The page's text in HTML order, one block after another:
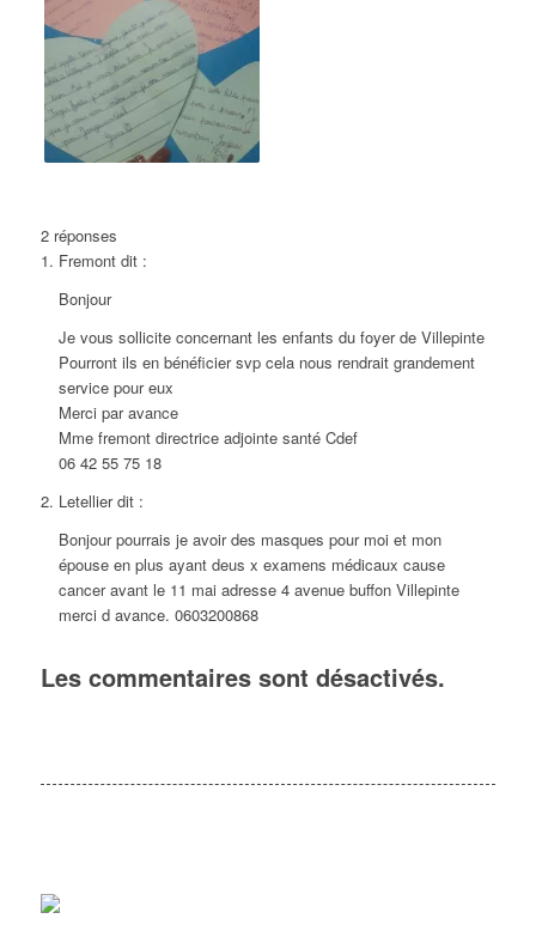
2 réponses
Fremont dit :
Bonjour
Je vous sollicite concernant les enfants du foyer de Villepinte
Pourront ils en bénéficier svp cela nous rendrait grandement
service pour eux
Merci par avance
Mme fremont directrice adjointe santé Cdef
06 42 55 75 18
Letellier dit :
Bonjour pourrais je avoir des masques pour moi et mon
épouse en plus ayant deus x examens médicaux cause
cancer avant le 11 mai adresse 4 avenue buffon Villepinte
merci d avance. 0603200868
Les commentaires sont désactivés.